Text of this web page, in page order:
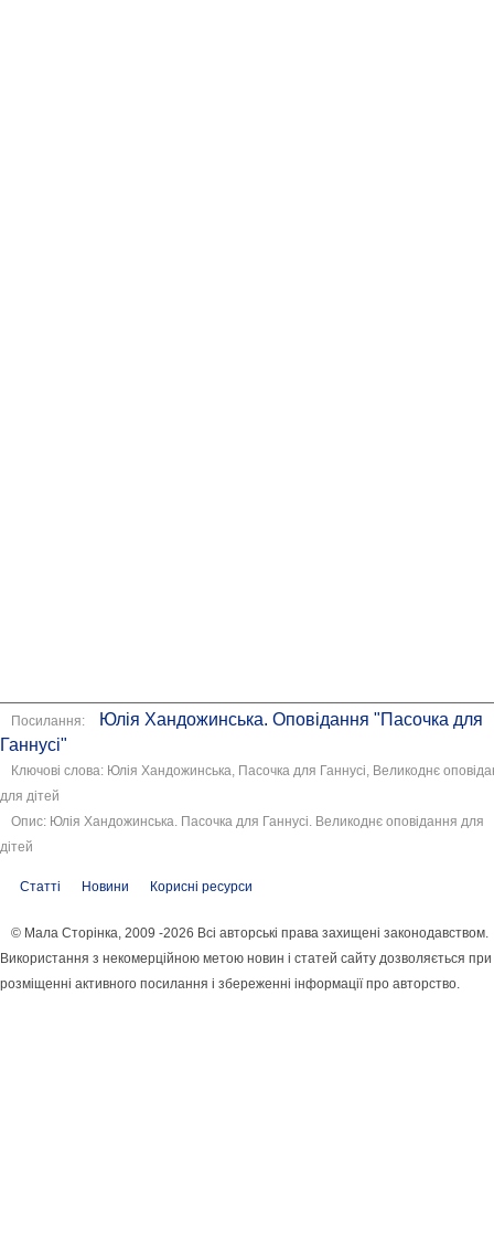
Посилання:
Юлія Хандожинська. Оповідання "Пасочка для
Ганнусі"
Ключові слова: Юлія Хандожинська, Пасочка для Ганнусі, Великоднє
для дітей
Опис: Юлія Хандожинська. Пасочка для Ганнусі. Великоднє оповідання для
дітей
Статті Новини Корисні ресурси
© Мала Сторінка, 2009 -2026 Всі авторські права захищені законодавством.
Використання з некомерційною метою новин і статей сайту дозволяється при
розміщенні активного посилання і збереженні інформації про авторство.